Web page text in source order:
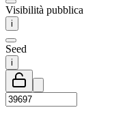
Visibilità pubblica
i
Seed
i